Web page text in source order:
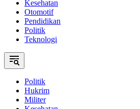
Kesehatan
Otomotif
Pendidikan
Politik
Teknologi
Politik
Hukrim
Militer